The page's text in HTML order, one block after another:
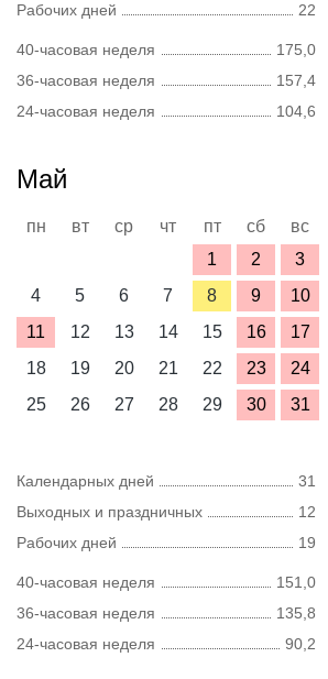
Рабочих дней
22
40-часовая неделя
175,0
36-часовая неделя
157,4
24-часовая неделя
104,6
Май
пн вт ср чт пт сб
вс
1
2
3
4
5 6 7 8 9
10
11
12 13 14 15 16
17
18
19 20 21 22 23
24
25
26 27 28 29 30 31
Календарных дней
31
Выходных и праздничных
12
Рабочих дней
19
40-часовая неделя
151,0
36-часовая неделя
135,8
24-часовая неделя
90,2